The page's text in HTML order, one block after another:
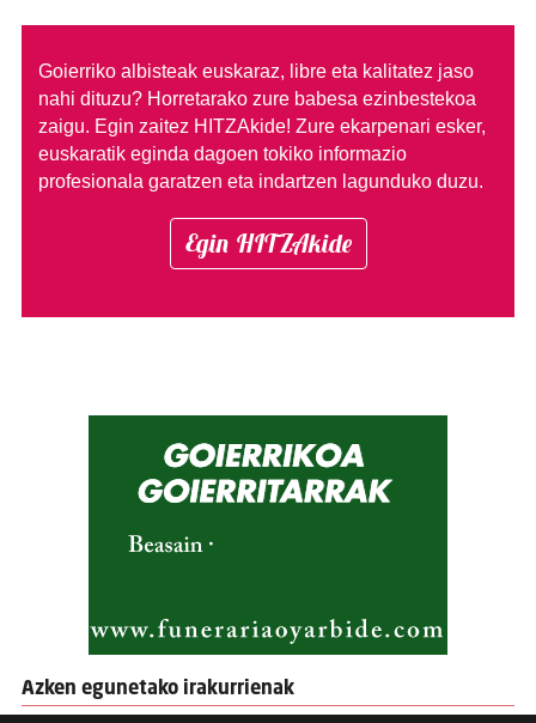
Goierriko albisteak euskaraz, libre eta kalitatez jaso
nahi dituzu? Horretarako zure babesa ezinbestekoa
zaigu. Egin zaitez HITZAkide! Zure ekarpenari esker,
euskaratik eginda dagoen tokiko informazio
profesionala garatzen eta indartzen lagunduko duzu.
Egin HITZAkide
Azken egunetako irakurrienak